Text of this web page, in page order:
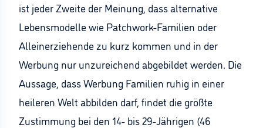
ist jeder Zweite der Meinung, dass alternative
Lebensmodelle wie Patchwork-Familien oder
Alleinerziehende zu kurz kommen und in der
Werbung nur unzureichend abgebildet werden. Die
Aussage, dass Werbung Familien ruhig in einer
heileren Welt abbilden darf, findet die größte
Zustimmung bei den 14- bis 29-Jährigen (46